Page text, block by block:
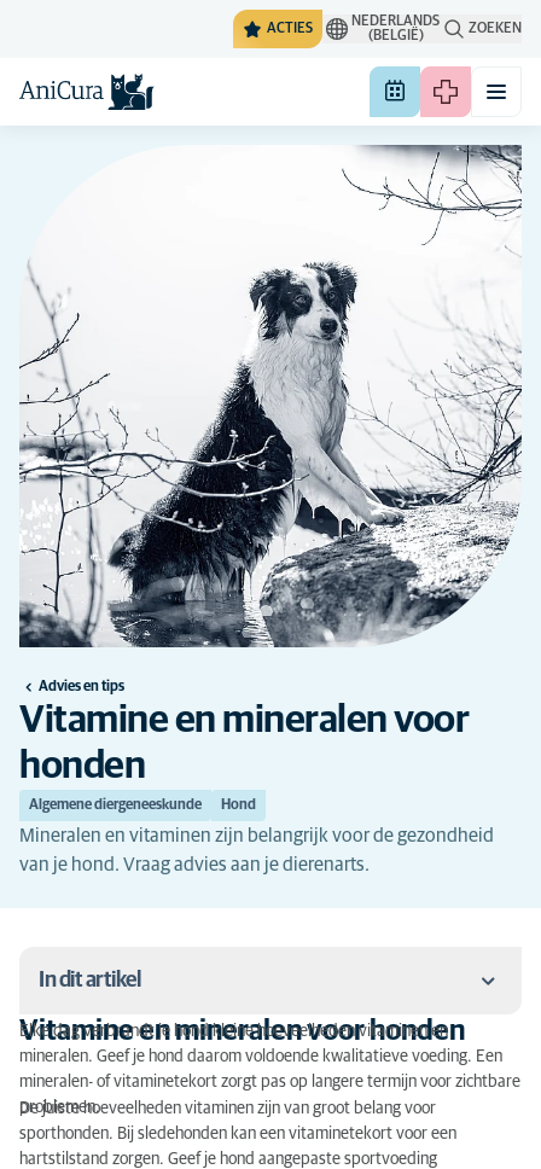
ACTIES
NEDERLANDS
(BELGIË)
ZOEKEN
Advies en tips
Vitamine en mineralen voor
honden
Algemene diergeneeskunde Hond
Mineralen en vitaminen zijn belangrijk voor de gezondheid
van je hond. Vraag advies aan je dierenarts.
In dit artikel
Vitamine en mineralen voor honden
Mineralen voor honden
Vitaminen voor honden
Vitamine en mineralen voor honden
Elke dag verbrandt je hond kleine hoeveelheden vitaminen en
mineralen. Geef je hond daarom voldoende kwalitatieve voeding. Een
mineralen- of vitaminetekort zorgt pas op langere termijn voor zichtbare
problemen.
De juiste hoeveelheden vitaminen zijn van groot belang voor
sporthonden. Bij sledehonden kan een vitaminetekort voor een
hartstilstand zorgen. Geef je hond aangepaste sportvoeding